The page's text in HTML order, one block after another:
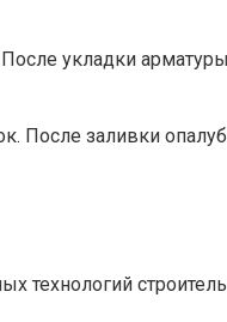
укладки
После заливки
технологий